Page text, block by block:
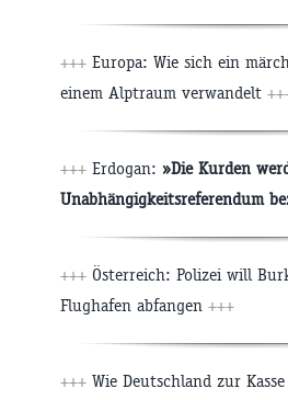
+++ Europa: Wie sich ein
einem Alptraum verwandelt
+++ Erdogan: »Die Kurden
Unabhängigkeitsreferendum
+++ Österreich: Polizei will
Flughafen abfangen +++
+++ Wie Deutschland zur